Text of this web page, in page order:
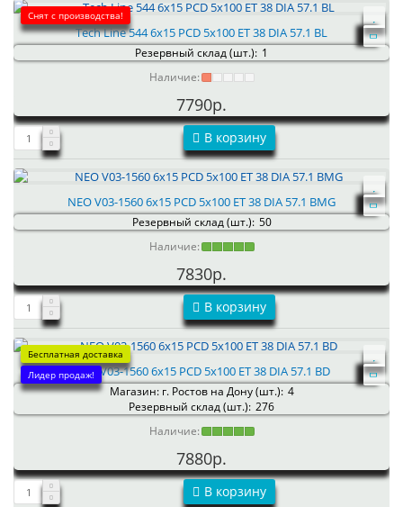
Снят с производства!
Tech Line 544 6x15 PCD 5x100 ET 38 DIA 57.1 BL
Резервный склад (шт.): 1
Наличие:
7790р.
В корзину
NEO V03-1560 6x15 PCD 5x100 ET 38 DIA 57.1 BMG
Резервный склад (шт.): 50
Наличие:
7830р.
В корзину
Бесплатная доставка
Лидер продаж!NEO V03-1560 6x15 PCD 5x100 ET 38 DIA 57.1 BD
Магазин: г. Ростов на Дону (шт.): 4
Резервный склад (шт.): 276
Наличие:
7880р.
В корзину